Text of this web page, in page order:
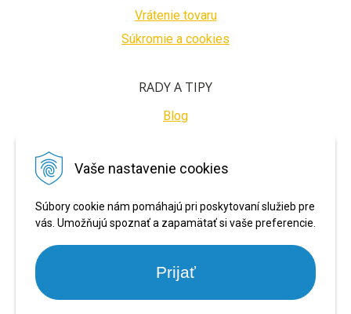
Vaše nastavenie cookies
Súbory cookie nám pomáhajú pri poskytovaní služieb pre
vás. Umožňujú spoznať a zapamätať si vaše preferencie.
Prijať
Vrátenie tovaru
Súkromie a cookies
RADY A TIPY
Blog
BEZPEČNÉ PLATBY